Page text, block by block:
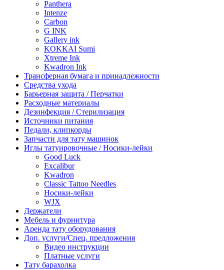
Panthera
Intenze
Carbon
G INK
Gallery ink
KOKKAI Sumi
Xtreme Ink
Kwadron Ink
Трансферная бумага и принадлежности
Средства ухода
Барьерная защита / Перчатки
Расходные материалы
Дезинфекция / Стерилизация
Источники питания
Педали, клипкорды
Запчасти для тату машинок
Иглы татуировочные / Носики-лейки
Good Luck
Excalibur
Kwadron
Classic Tattoo Needles
Носики-лейки
WJX
Держатели
Мебель и фурнитура
Аренда тату оборудования
Доп. услуги/Спец. предложения
Видео инструкции
Платные услуги
Тату барахолка